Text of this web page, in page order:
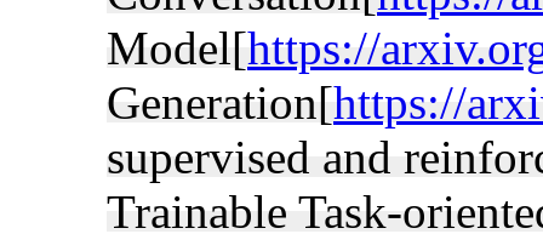
Model[https://
Generation[https://
supervised and
Trainable Task-